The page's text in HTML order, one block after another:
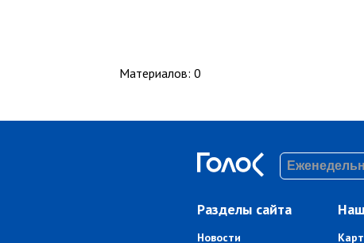
Материалов: 0
Разделы сайта
Новости